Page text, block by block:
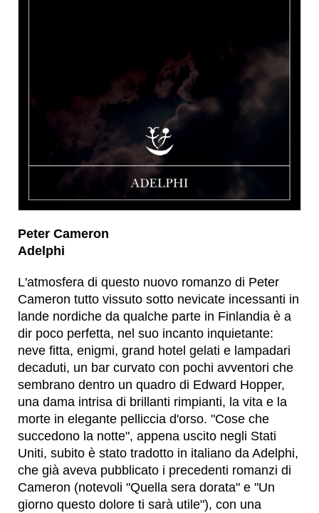
Peter Cameron
Adelphi
L'atmosfera di questo nuovo romanzo di Peter
Cameron tutto vissuto sotto nevicate incessanti in
lande nordiche da qualche parte in Finlandia è a
dir poco perfetta, nel suo incanto inquietante:
neve fitta, enigmi, grand hotel gelati e lampadari
decaduti, un bar curvato con pochi avventori che
sembrano dentro un quadro di Edward Hopper,
una dama intrisa di brillanti rimpianti, la vita e la
morte in elegante pelliccia d'orso. "Cose che
succedono la notte", appena uscito negli Stati
Uniti, subito è stato tradotto in italiano da Adelphi,
che già aveva pubblicato i precedenti romanzi di
Cameron (notevoli "Quella sera dorata" e "Un
giorno questo dolore ti sarà utile"), con una